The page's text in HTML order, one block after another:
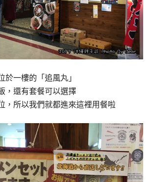
於一樓的「追風丸」
，還有套餐可以選擇
，所以我們就都進來這裡用餐啦